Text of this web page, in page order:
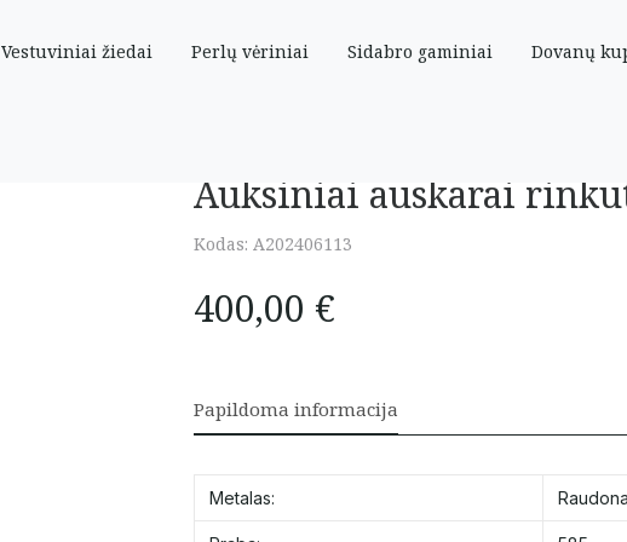
Vestuviniai žiedai Perlų vėriniai Sidabro gaminiai Dovanų
Auksiniai auskarai
Kodas: A202406113
400,00 €
Papildoma informacija
Metalas: